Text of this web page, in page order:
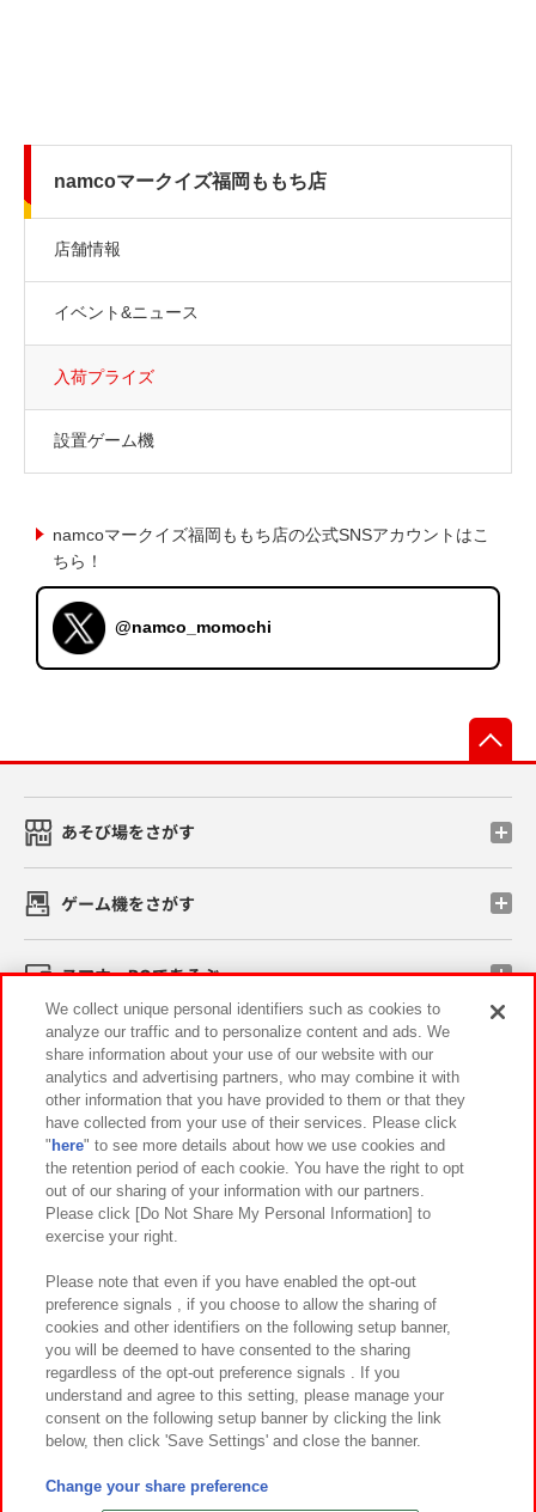
namcoマークイズ福岡ももち店
店舗情報
イベント&ニュース
入荷プライズ
設置ゲーム機
namcoマークイズ福岡ももち店の公式SNSアカウントはこ
ちら！
@namco_momochi
あそび場をさがす
ゲーム機をさがす
スマホ・PCであそぶ
イベント・キャンペーン
関連会社 サステナビリティ サイトポリシー
プライバシーポリシー ウェブアクセシビリティ方針と検証結果
お取引先さまとともに
カスタマーハラスメント対応方針 よくあるご質問・お問い合わせ
©Bandai Namco Amusement Inc.
©Bandai Namco Amusement Lab Inc.
We collect unique personal identifiers such as cookies to
analyze our traffic and to personalize content and ads. We
share information about your use of our website with our
analytics and advertising partners, who may combine it with
other information that you have provided to them or that they
have collected from your use of their services. Please click
" here" to see more details about how we use cookies and
the retention period of each cookie. You have the right to opt
out of our sharing of your information with our partners.
Please click [Do Not Share My Personal Information] to
exercise your right.
Please note that even if you have enabled the opt-out
preference signals , if you choose to allow the sharing of
cookies and other identifiers on the following setup banner,
you will be deemed to have consented to the sharing
regardless of the opt-out preference signals . If you
understand and agree to this setting, please manage your
consent on the following setup banner by clicking the link
below, then click 'Save Settings' and close the banner.
Change your share preference